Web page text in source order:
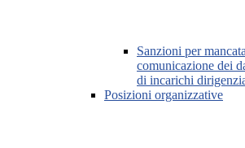
Sanzioni per
comunicazione dei
di incarichi
Posizioni organizzative